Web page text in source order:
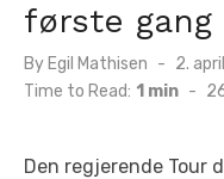
første
By Egil Mathisen
Posted
on
2.
Time to Read: 1 min -
Den regjerende Tour